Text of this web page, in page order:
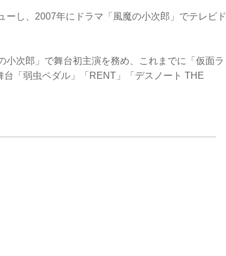
ーし、2007年にドラマ「風魔の小次郎」でテレビド
小次郎」で舞台初主演を務め、これまでに「仮面ラ
「弱虫ペダル」「RENT」「デスノート THE